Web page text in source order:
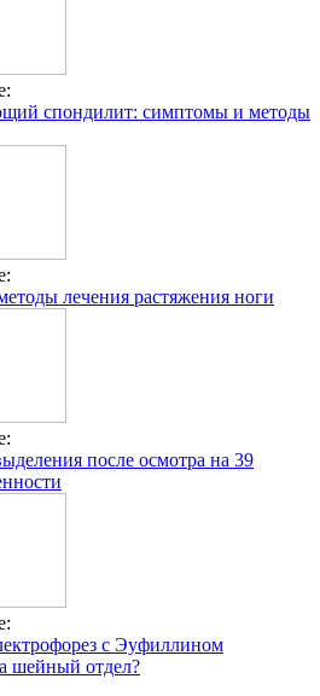
спондилит: симптомы и методы
лечения растяжения ноги
после осмотра на 39
с Эуфиллином
шейный отдел?